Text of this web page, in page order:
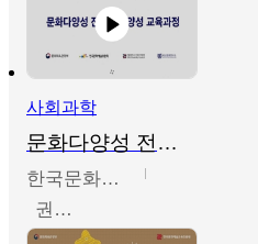
사회과학
문화다양성 전문인력 양성 기본과정 - 문화다양성의 이해
한국문화예술교육진흥원
권숙인 외 8명